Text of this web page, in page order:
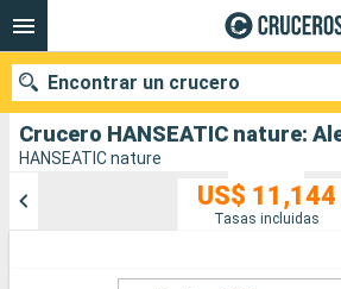
HANSEATIC nature
US$ 11,144
Tasas incluidas
Encontrar un crucero